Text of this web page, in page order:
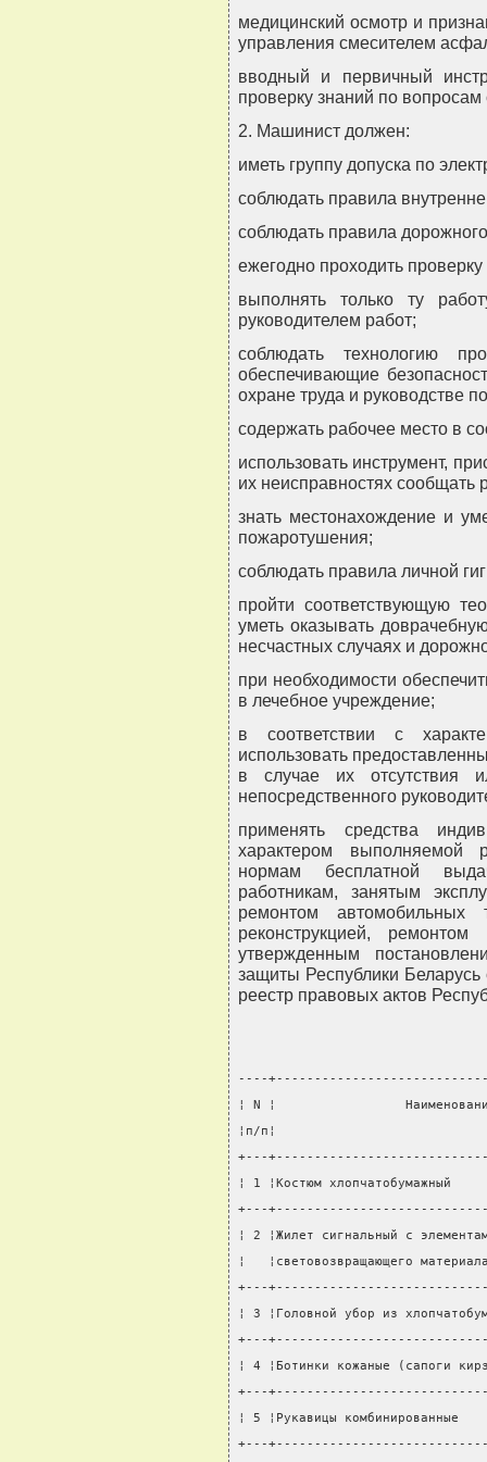
медицинский осмотр и
управления смесителем
вводный и первичный
проверку знаний по
2. Машинист должен:
иметь группу допуска по
соблюдать правила
соблюдать правила
ежегодно проходить
выполнять только ту
руководителем работ;
соблюдать технологию
обеспечивающие
охране труда и руководстве
содержать рабочее место в
использовать инструмент,
их неисправностях сообщать
знать местонахождение и
пожаротушения;
соблюдать правила личной
пройти соответствующую
уметь оказывать
несчастных случаях и
при необходимости
в лечебное учреждение;
в соответствии с
использовать
в случае их отсутствия
непосредственного
применять средства
характером выполняемой
нормам бесплатной
работникам, занятым
ремонтом автомобильных
реконструкцией,
утвержденным
защиты Республики
реестр правовых актов
----
¦ N ¦
¦п/п¦
+---
¦ 1 ¦Костюм
+---
¦ 2 ¦Жилет сигнальный с
¦   ¦световозвращающего
+---
¦ 3 ¦Головной убор из
+---
¦ 4 ¦Ботинки кожаные
+---
¦ 5 ¦Рукавицы
+---